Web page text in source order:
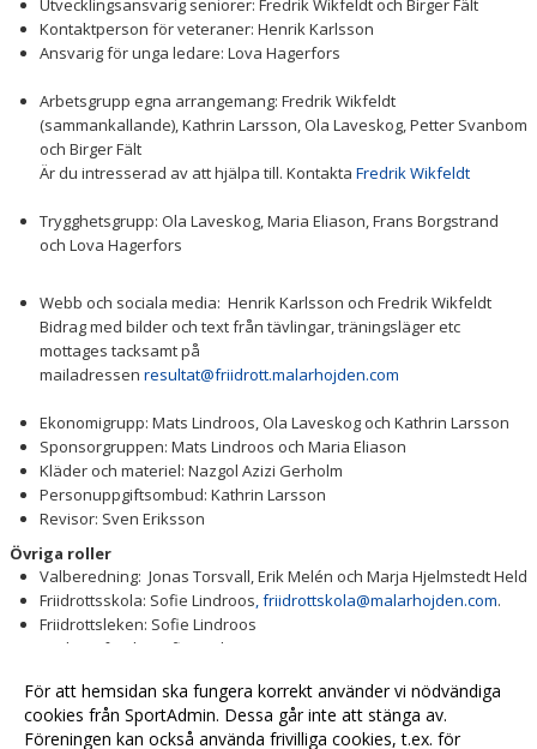
Utvecklingsansvarig seniorer: Fredrik Wikfeldt och Birger Fält
Kontaktperson för veteraner: Henrik Karlsson
Ansvarig för unga ledare: Lova Hagerfors
Arbetsgrupp egna arrangemang: Fredrik Wikfeldt
(sammankallande), Kathrin Larsson, Ola Laveskog, Petter Svanbom
och Birger Fält
Är du intresserad av att hjälpa till. Kontakta Fredrik Wikfeldt
Trygghetsgrupp: Ola Laveskog, Maria Eliason, Frans Borgstrand
och Lova Hagerfors
Webb och sociala media: Henrik Karlsson och Fredrik Wikfeldt
Bidrag med bilder och text från tävlingar, träningsläger etc
mottages tacksamt på
mailadressen resultat@friidrott.malarhojden.com
Ekonomigrupp: Mats Lindroos, Ola Laveskog och Kathrin Larsson
Sponsorgruppen: Mats Lindroos och Maria Eliason
Kläder och materiel: Nazgol Azizi Gerholm
Personuppgiftsombud: Kathrin Larsson
Revisor: Sven Eriksson
Övriga roller
Valberedning: Jonas Torsvall, Erik Melén och Marja Hjelmstedt Held
Friidrottsskola: Sofie Lindroos,friidrottskola@malarhojden.com.
Friidrottsleken: Sofie Lindroos
Friidrottsfritids: Sofie Lindroos
Är du intresserad av att hjälpa till i valberedning, styrelse starta ett
nytt utskott så kontaktastyrelsen@friidrott.malarhojden.com
För att hemsidan ska fungera korrekt använder vi nödvändiga
cookies från SportAdmin. Dessa går inte att stänga av.
Föreningen kan också använda frivilliga cookies, t.ex. för